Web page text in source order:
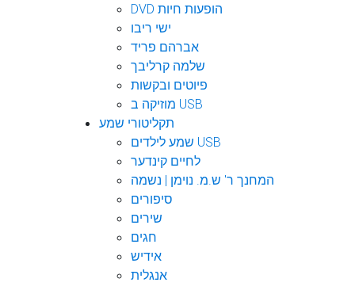
DVD הופעות חיות
ישי ריבו
אברהם פריד
שלמה קרליבך
פיוטים ובקשות
מוזיקה ב USB
תקליטורי שמע
שמע לילדים USB
לחיים קינדער
המחנך ר' ש.מ. נוימן | נשמה
סיפורים
שירים
חגים
אידיש
אנגלית